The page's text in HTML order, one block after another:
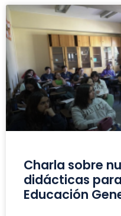
Charla sobre
didácticas
Educación